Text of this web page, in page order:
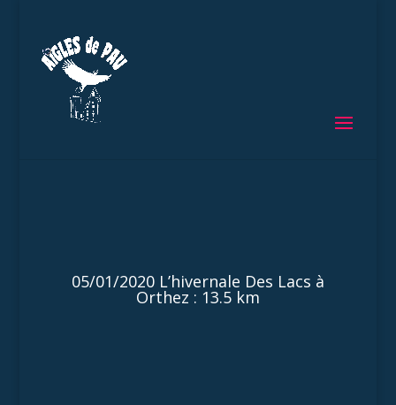
05/01/2020 L’hivernale Des Lacs à
Orthez : 13.5 km